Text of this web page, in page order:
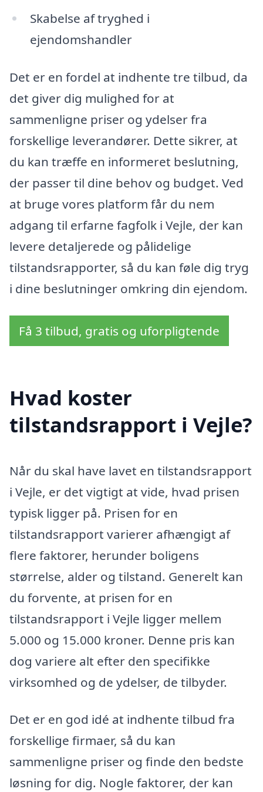
Skabelse af tryghed i
ejendomshandler
Det er en fordel at indhente tre tilbud, da
det giver dig mulighed for at
sammenligne priser og ydelser fra
forskellige leverandører. Dette sikrer, at
du kan træffe en informeret beslutning,
der passer til dine behov og budget. Ved
at bruge vores platform får du nem
adgang til erfarne fagfolk i Vejle, der kan
levere detaljerede og pålidelige
tilstandsrapporter, så du kan føle dig tryg
i dine beslutninger omkring din ejendom.
Få 3 tilbud, gratis og uforpligtende
Hvad koster
tilstandsrapport i Vejle?
Når du skal have lavet en tilstandsrapport
i Vejle, er det vigtigt at vide, hvad prisen
typisk ligger på. Prisen for en
tilstandsrapport varierer afhængigt af
flere faktorer, herunder boligens
størrelse, alder og tilstand. Generelt kan
du forvente, at prisen for en
tilstandsrapport i Vejle ligger mellem
5.000 og 15.000 kroner. Denne pris kan
dog variere alt efter den specifikke
virksomhed og de ydelser, de tilbyder.
Det er en god idé at indhente tilbud fra
forskellige firmaer, så du kan
sammenligne priser og finde den bedste
løsning for dig. Nogle faktorer, der kan